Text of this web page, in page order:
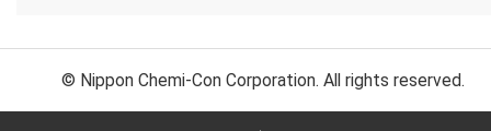
© Nippon Chemi-Con Corporation. All rights reserved.